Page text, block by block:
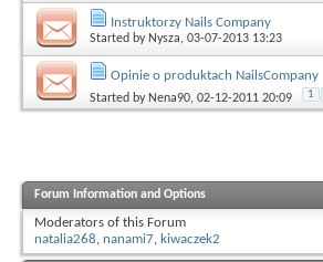
Instruktorzy Nails Company
Started by Nysza, 03-07-2013 13:23
Opinie o produktach NailsCompany
Started by Nena90, 02-12-2011 20:09 1
Forum Information and Options
Moderators of this Forum
natalia268, nanami7, kiwaczek2